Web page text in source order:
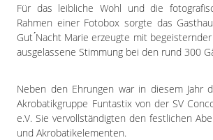
Für das leibliche Wohl und die
Rahmen einer Fotobox sorgte das
Gut ́Nacht Marie erzeugte mit
ausgelassene Stimmung bei den rund 300
Neben den Ehrungen war in diesem Jahr
Akrobatikgruppe Funtastix von der SV
e.V. Sie vervollständigten den festlichen
und Akrobatikelementen.